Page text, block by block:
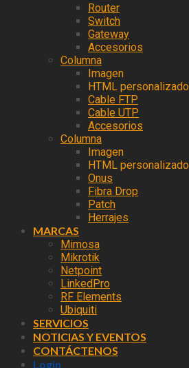
Router
Switch
Gateway
Accesorios
Columna
Imagen
HTML personalizado
Cable FTP
Cable UTP
Accesorios
Columna
Imagen
HTML personalizado
Onus
Fibra Drop
Patch
Herrajes
MARCAS
Mimosa
Mikrotik
Netpoint
LinkedPro
RF Elements
Ubiquiti
SERVICIOS
NOTICIAS Y EVENTOS
CONTÁCTENOS
Login